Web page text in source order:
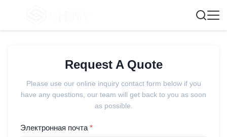
Request A Quote
Please use our online inquiry contact form below if you
have any questions, our team will get back to you as soon
as possible.
Электронная почта *